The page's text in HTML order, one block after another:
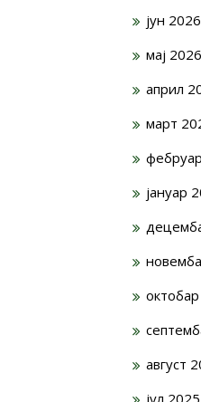
јун 2026
мај 2026
април
март
јануар
август
јул 2025